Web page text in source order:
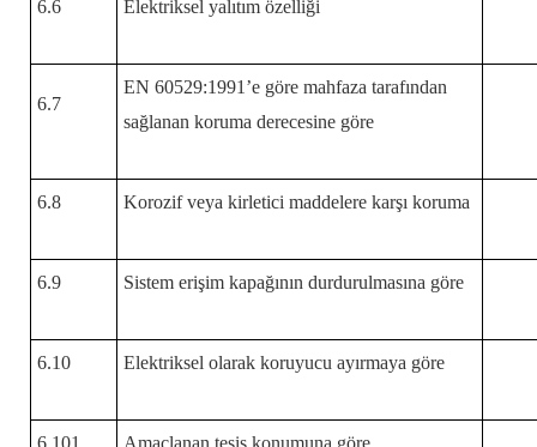
6.6 Elektriksel yalıtım özelliği
6.7
EN 60529:1991’e göre mahfaza tarafından
sağlanan koruma derecesine göre
6.8 Korozif veya kirletici maddelere karşı koruma
6.9 Sistem erişim kapağının durdurulmasına göre
6.10 Elektriksel olarak koruyucu ayırmaya göre